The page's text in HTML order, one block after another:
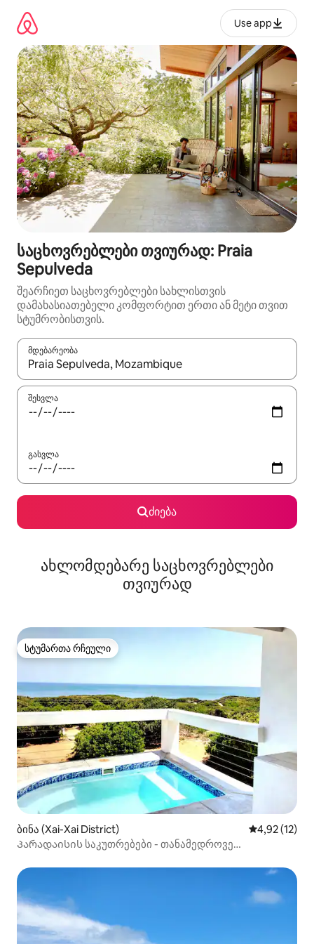
გადასვლა
Use app
საცხოვრებლები თვიურად: Praia
Sepulveda
შეარჩიეთ საცხოვრებლები სახლისთვის
დამახასიათებელი კომფორტით ერთი ან მეტი თვით
სტუმრობისთვის.
მდებარეობა
როცა შედეგები ხელმისაწვდომი გახდება, ნავიგაციისთვის
შესვლა
გასვლა
ძიება
ახლომდებარე საცხოვრებლები
თვიურად
სტუმართა რჩეული
სტუმართა რჩეული
ბინა (Xai-Xai District) საშუალო
4,92 (12)
Პარადაისის საკუთრებები - თანამედროვე